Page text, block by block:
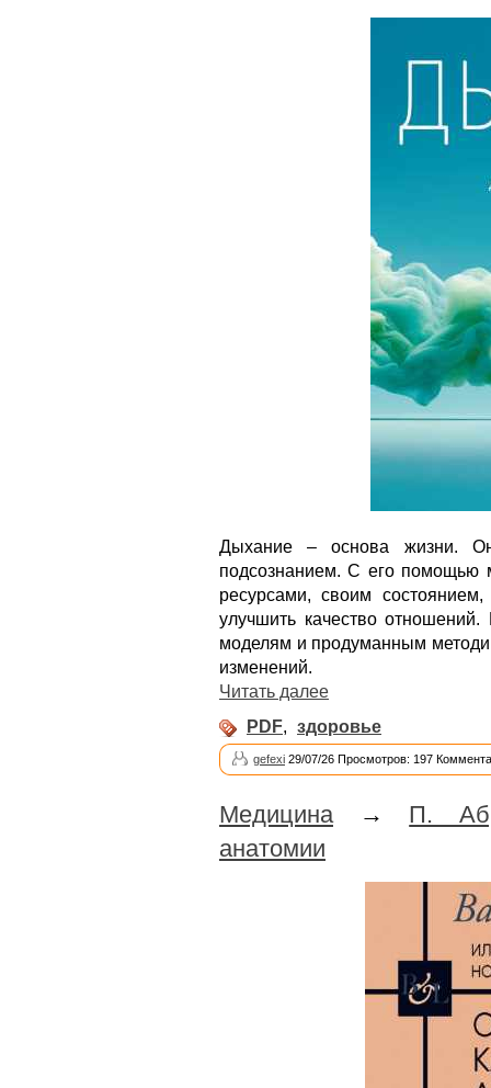
Дыхание – основа жизни.
подсознанием. С его помощью
ресурсами, своим
улучшить качество
моделям и продуманным
изменений.
Читать далее
PDF, здоровье
gefexi 29/07/26 Просмотров: 197
Медицина→ П.
анатомии